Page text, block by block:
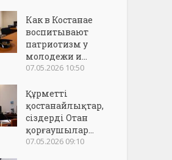
Как в Костанае
воспитывают
патриотизм у
молодежи и...
07.05.2026 10:50
Құрметті
қостанайлықтар,
сіздерді Отан
қорғаушылар...
07.05.2026 09:10